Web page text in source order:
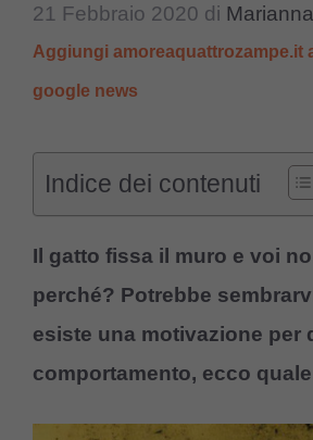
21 Febbraio 2020 di
Aggiungi amoreaquattrozampe.it
google news
Indice dei contenuti
Il gatto fissa il muro e voi
perché? Potrebbe
esiste una motivazione per
comportamento, ecco